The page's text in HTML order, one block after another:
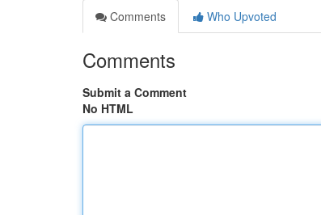
Comments
Who Upvoted
Comments
Submit a Comment
No HTML